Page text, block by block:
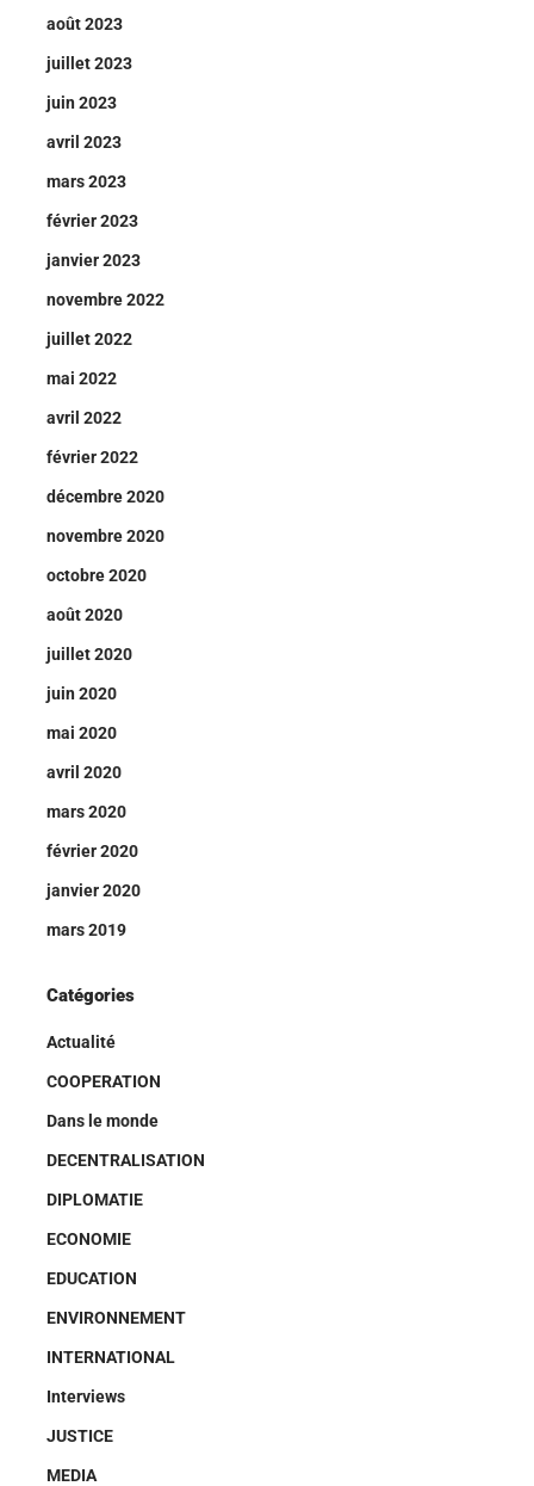
août 2023
juillet 2023
juin 2023
avril 2023
mars 2023
février 2023
janvier 2023
novembre 2022
juillet 2022
mai 2022
avril 2022
février 2022
décembre 2020
novembre 2020
octobre 2020
août 2020
juillet 2020
juin 2020
mai 2020
avril 2020
mars 2020
février 2020
janvier 2020
mars 2019
Catégories
Actualité
COOPERATION
Dans le monde
DECENTRALISATION
DIPLOMATIE
ECONOMIE
EDUCATION
ENVIRONNEMENT
INTERNATIONAL
Interviews
JUSTICE
MEDIA